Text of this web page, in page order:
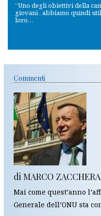
“Uno degli obiettivi della
giovani , abbiamo quindi
loro…
Commenti
di MARCO
Mai come quest’anno
Generale dell’ONU sta